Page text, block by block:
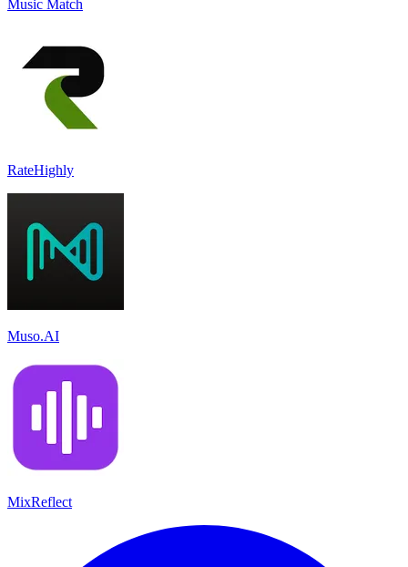
Music Match
RateHighly
Muso.AI
MixReflect